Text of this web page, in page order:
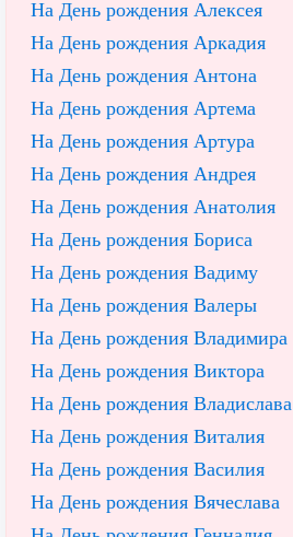
На День рождения Алексея
На День рождения Аркадия
На День рождения Антона
На День рождения Артема
На День рождения Артура
На День рождения Андрея
На День рождения Анатолия
На День рождения Бориса
На День рождения Вадиму
На День рождения Валеры
На День рождения Владимира
На День рождения Виктора
На День рождения Владислава
На День рождения Виталия
На День рождения Василия
На День рождения Вячеслава